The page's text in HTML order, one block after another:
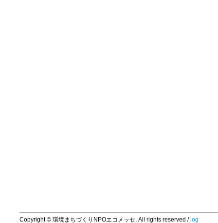
Copyright © 環境まちづくりNPOエコメッセ, All rights reserved / log